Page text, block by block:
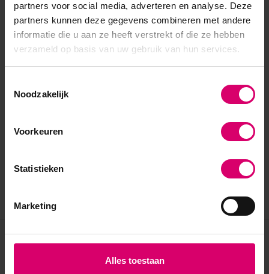
partners voor social media, adverteren en analyse. Deze
partners kunnen deze gegevens combineren met andere
informatie die u aan ze heeft verstrekt of die ze hebben
verzameld op basis van uw gebruik van hun services.
Noodzakelijk
Voorkeuren
Statistieken
Marketing
Alles toestaan
Eerder bekeken